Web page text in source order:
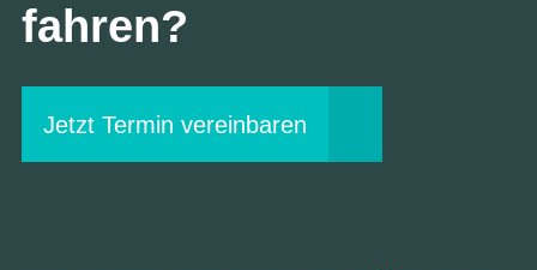
fahren?
Jetzt Termin vereinbaren